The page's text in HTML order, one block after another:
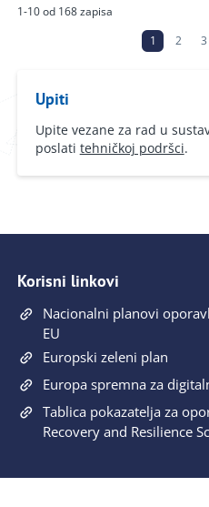
1-10 od 168 zapisa
1
2 3
Upiti
Upite vezane za rad u
poslati tehničkoj podršci.
Korisni linkovi
Nacionalni planovi
EU
Europski zeleni plan
Europa spremna za
Tablica pokazatelja za
Recovery and Resilience